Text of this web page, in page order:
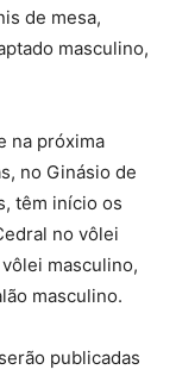
de mesa,
masculino,
na próxima
no Ginásio de
têm início os
no vôlei
masculino,
masculino.
publicadas